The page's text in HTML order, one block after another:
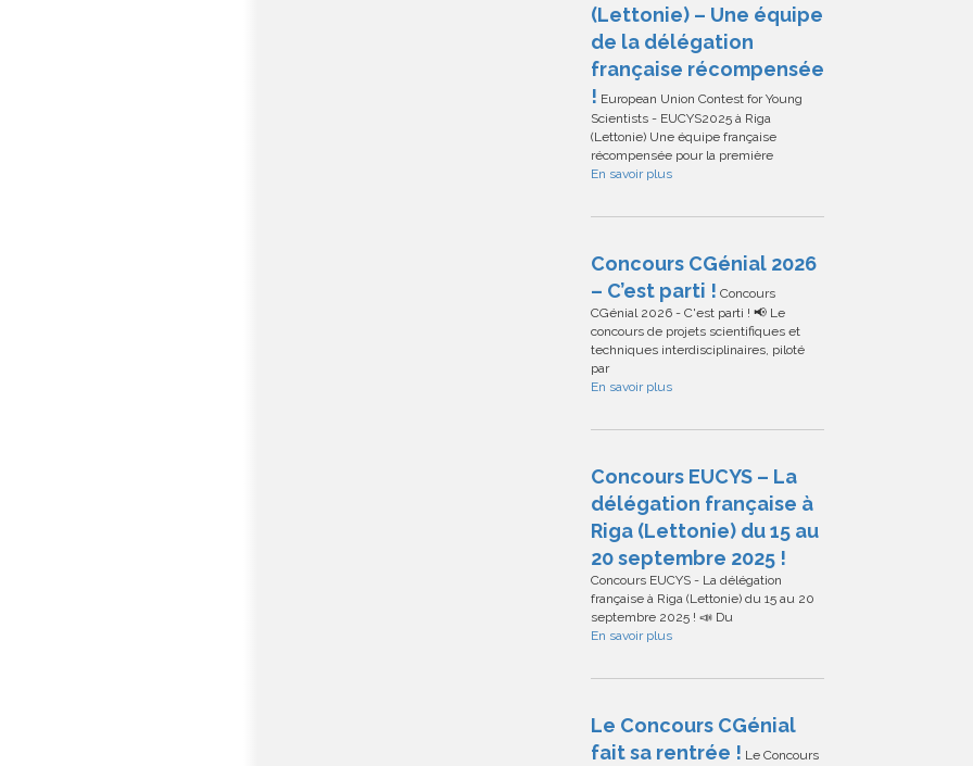
(Lettonie) – Une équipe
de la délégation
française récompensée
! European Union Contest for Young
Scientists - EUCYS2025 à Riga
(Lettonie) Une équipe française
récompensée pour la première
En savoir plus
Concours CGénial 2026
– C’est parti ! Concours
CGénial 2026 - C'est parti ! 📢 Le
concours de projets scientifiques et
techniques interdisciplinaires, piloté
par
En savoir plus
Concours EUCYS – La
délégation française à
Riga (Lettonie) du 15 au
20 septembre 2025 !
Concours EUCYS - La délégation
française à Riga (Lettonie) du 15 au 20
septembre 2025 ! 📣 Du
En savoir plus
Le Concours CGénial
fait sa rentrée ! Le Concours